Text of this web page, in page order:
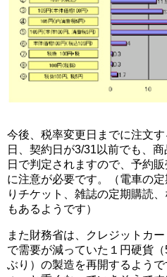
今後、税率変更日までに注文
日、契約日が3/31以前でも、
日で判定されますので、予約
に注意が必要です。（電車の
りチケット、雑誌の定期購読
もあるようです）
また財務省は、クレジットカ
で需要が減っていた１円硬貨
ぶり）の製造を再開するよう